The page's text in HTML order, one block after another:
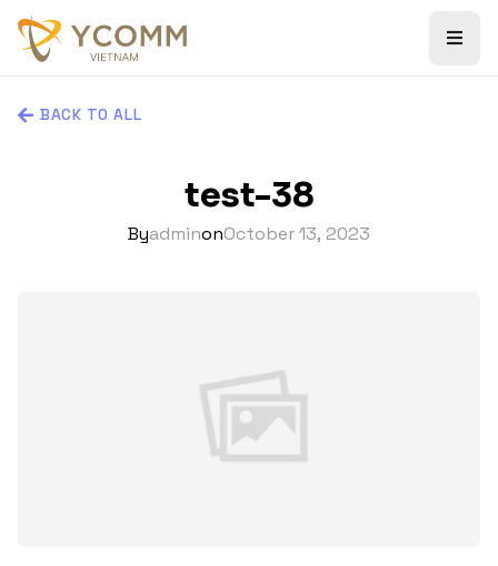
BACK TO ALL
test-38
ByadminonOctober 13, 2023